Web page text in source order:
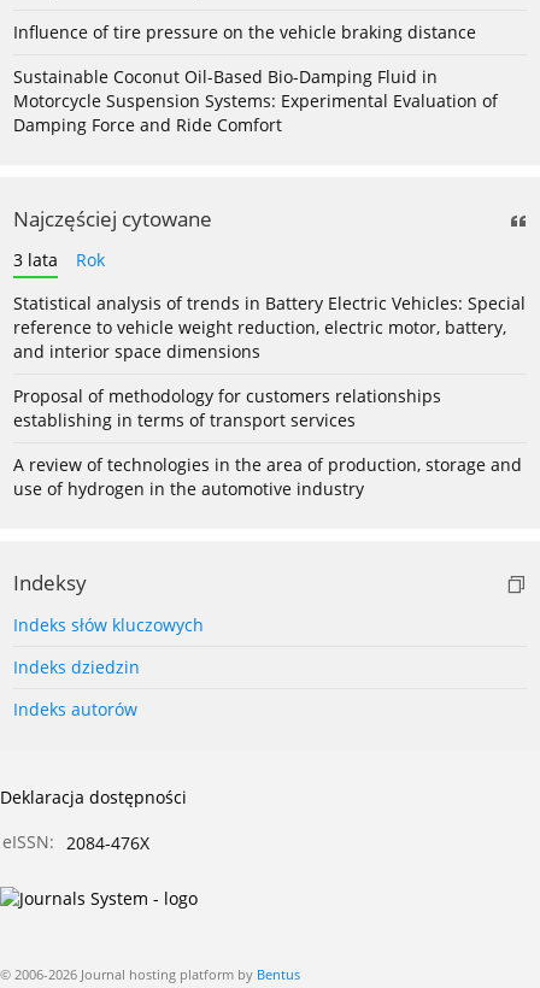
Influence of tire pressure on the vehicle braking distance
Sustainable Coconut Oil-Based Bio-Damping Fluid in
Motorcycle Suspension Systems: Experimental Evaluation of
Damping Force and Ride Comfort
Najczęściej cytowane
3 lata
Rok
Statistical analysis of trends in Battery Electric Vehicles: Special
reference to vehicle weight reduction, electric motor, battery,
and interior space dimensions
Proposal of methodology for customers relationships
establishing in terms of transport services
A review of technologies in the area of production, storage and
use of hydrogen in the automotive industry
Indeksy
Indeks słów kluczowych
Indeks dziedzin
Indeks autorów
Deklaracja dostępności
eISSN:
2084-476X
© 2006-2026 Journal hosting platform by Bentus